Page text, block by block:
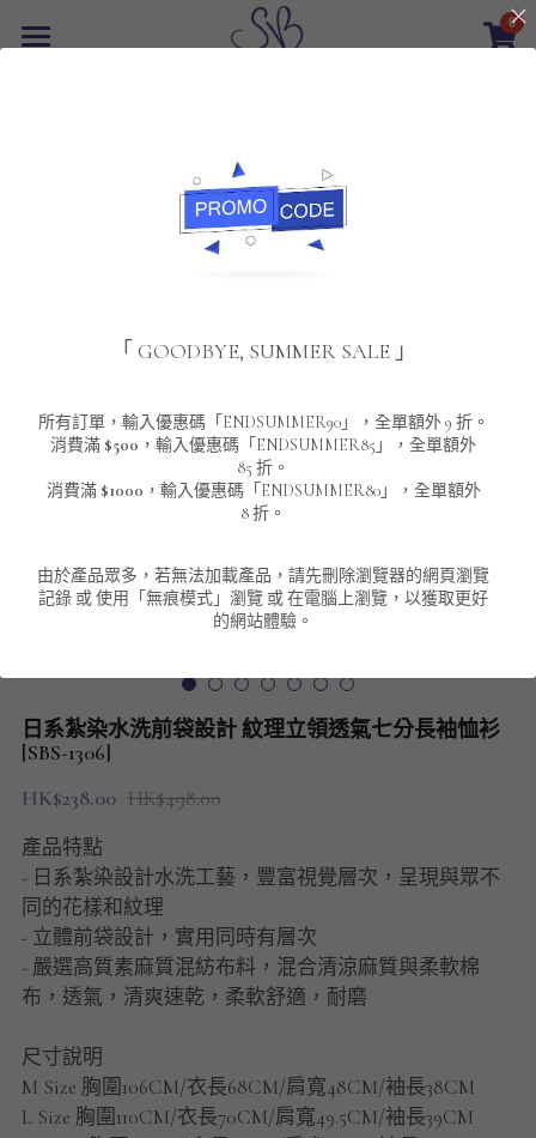
0
重磅純色長袖 T-SHIRT 系列
重磅純色短袖 T-SHIRT 系列
重磅純色 衛衣 系列
男裝恤衫
長袖恤衫
男裝 T-Shirt
長袖 T-SHIRT
短袖 POLO T-Shirt
針織外套
棒球外套
夾棉外套
男裝衛衣
連帽衛衣
九分褲
短褲
頸鏈及鏈墜
包袋
About Us
搜索
日系紮染水洗前袋設計 紋理立領透氣七分長袖恤衫
[SBS-1306]
HK$238.00 HK$498.00
產品特點
- 日系紮染設計水洗工藝，豐富視覺層次，呈現與眾不
同的花樣和紋理
- 立體前袋設計，實用同時有層次
- 嚴選高質素麻質混紡布料，混合清涼麻質與柔軟棉
布，透氣，清爽速乾，柔軟舒適，耐磨
尺寸說明
M Size 胸圍106CM/衣長68CM/肩寬48CM/袖長38CM
L Size 胸圍110CM/衣長70CM/肩寬49.5CM/袖長39CM
×
商品分類
重磅純色 短袖T-Shirt 系列
圓領衛衣
連帽衛衣
針織外套
配飾
頸鏈
男裝長袖T-SHIRT
HOT ITEMS
NEW ARRIVALS
男士短褲
「 GOODBYE, SUMMER SALE 」
所有訂單，輸入優惠碼「ENDSUMMER90」，全單額外 9 折。
消費滿 $500 ，輸入優惠碼「ENDSUMMER85」，全單額外
85 折。
消費滿 $1000 ，輸入優惠碼「ENDSUMMER80」，全單額外
8 折。
由於產品眾多，若無法加載產品，請先刪除瀏覽器的網頁瀏覽
記錄 或 使用「無痕模式」瀏覽 或 在電腦上瀏覽，以獲取更好
的網站體驗。